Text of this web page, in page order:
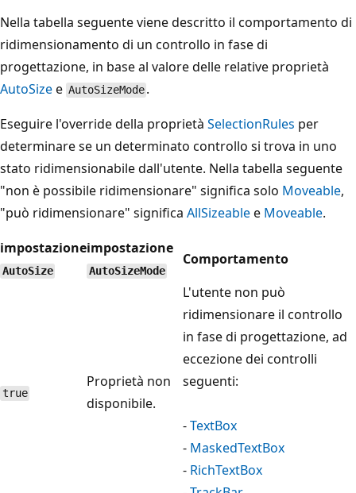
Nella tabella seguente viene descritto il comportamento di
ridimensionamento di un controllo in fase di
progettazione, in base al valore delle relative proprietà
AutoSizee AutoSizeMode .
Eseguire l'override della proprietà SelectionRules per
determinare se un determinato controllo si trova in uno
stato ridimensionabile dall'utente. Nella tabella seguente
"non è possibile ridimensionare" significa solo Moveable,
"può ridimensionare" significa AllSizeablee Moveable.
impostazione
AutoSize
impostazione
AutoSizeMode
Comportamento
true
Proprietà non
disponibile.
L'utente non può
ridimensionare il controllo
in fase di progettazione, ad
eccezione dei controlli
seguenti:
-TextBox
- MaskedTextBox
- RichTextBox